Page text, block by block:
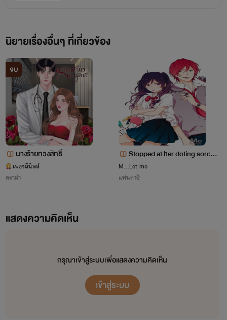
นิยายเรื่องอื่นๆ ที่เกี่ยวข้อง
จบ
นางร้ายทวงสิทธิ์
เพชรสีนิลล์
ดราม่า
Stopped at her doting sorcer
ess หยุดหัวใจที่เธอยัยจอมเวทย์
M...Let me
แฟนตาซี
แสดงความคิดเห็น
กรุณาเข้าสู่ระบบเพื่อแสดงความคิดเห็น
เข้าสู่ระบบ